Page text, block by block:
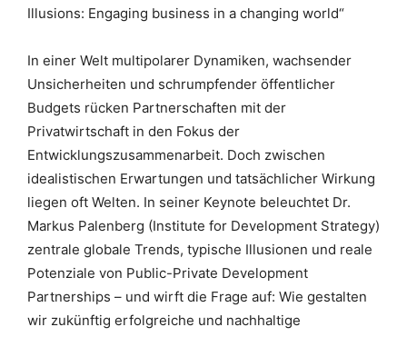
Illusions: Engaging business in a changing world“
In einer Welt multipolarer Dynamiken, wachsender
Unsicherheiten und schrumpfender öffentlicher
Budgets rücken Partnerschaften mit der
Privatwirtschaft in den Fokus der
Entwicklungszusammenarbeit. Doch zwischen
idealistischen Erwartungen und tatsächlicher Wirkung
liegen oft Welten. In seiner Keynote beleuchtet Dr.
Markus Palenberg (Institute for Development Strategy)
zentrale globale Trends, typische Illusionen und reale
Potenziale von Public-Private Development
Partnerships – und wirft die Frage auf: Wie gestalten
wir zukünftig erfolgreiche und nachhaltige